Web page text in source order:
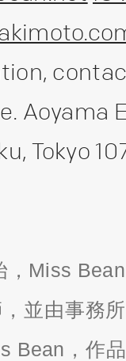
Aoyama
Tokyo
，Miss
並由事務
Bean，作